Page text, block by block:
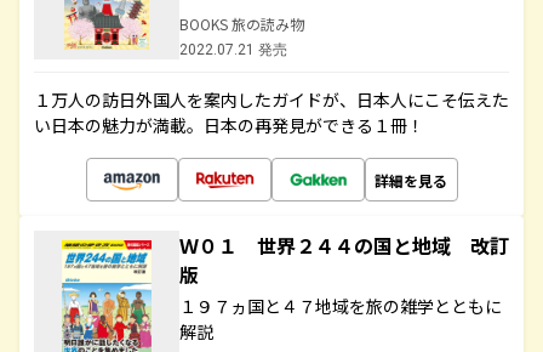
BOOKS 旅の読み物
2022.07.21 発売
１万人の訪日外国人を案内したガイドが、日本人にこそ伝えた
い日本の魅力が満載。日本の再発見ができる１冊！
詳細を見る
Ｗ０１ 世界２４４の国と地域 改訂
版
１９７ヵ国と４７地域を旅の雑学とともに
解説